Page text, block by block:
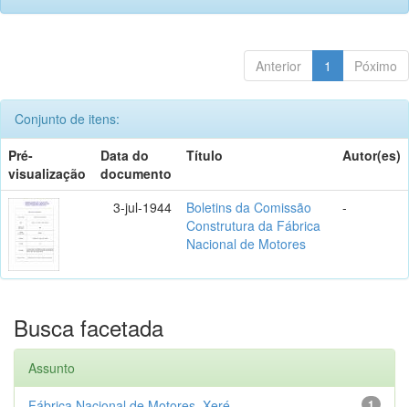
Anterior 1 Póximo
Conjunto de itens:
Pré-
visualização
Data do
documento
Título Autor(es)
3-jul-1944
Boletins da Comissão
Construtura da Fábrica
Nacional de Motores
-
Busca facetada
Assunto